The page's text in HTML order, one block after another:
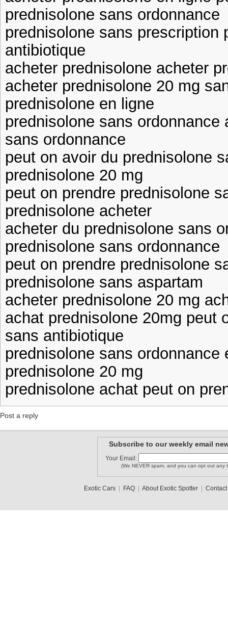
prednisolone sans ordonnance
prednisolone sans prescription
antibiotique
acheter prednisolone acheter
acheter prednisolone 20 mg
prednisolone en ligne
prednisolone sans
sans ordonnance
peut on avoir du prednisolone
prednisolone 20 mg
peut on prendre prednisolone
prednisolone acheter
acheter du prednisolone sans
prednisolone sans ordonnance
peut on prendre prednisolone
prednisolone sans aspartam
acheter prednisolone 20 mg
achat prednisolone 20mg peut
sans antibiotique
prednisolone sans ordonnance
prednisolone 20 mg
prednisolone achat peut on
Post a reply
Subscribe to our weekly email
Your Email:
(We NEVER spam, and you can opt out any
Exotic Cars| FAQ| About Exotic Spotter| Contact